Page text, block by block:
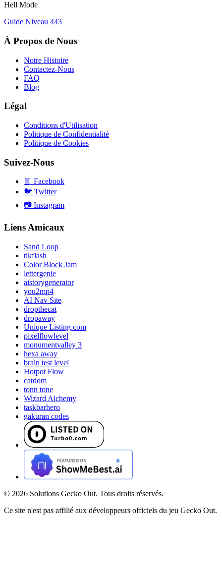
Hell Mode
Guide Niveau 443
À Propos de Nous
Notre Histoire
Contactez-Nous
FAQ
Blog
Légal
Conditions d'Utilisation
Politique de Confidentialité
Politique de Cookies
Suivez-Nous
📘 Facebook
🐦 Twitter
📷 Instagram
Liens Amicaux
Sand Loop
tikflash
Color Block Jam
lettergenie
aistorygenerator
you2mp4
AI Nav Site
dropthecat
dropaway
Unique Listing.com
pixelflowlevel
monumentvalley 3
hexa away
brain test level
Hotpot Flow
catdom
tonn tone
Wizard Alchemy
taskbarhero
gakuran codes
© 2026 Solutions Gecko Out. Tous droits réservés.
Ce site n'est pas affilié aux développeurs officiels du jeu Gecko Out.